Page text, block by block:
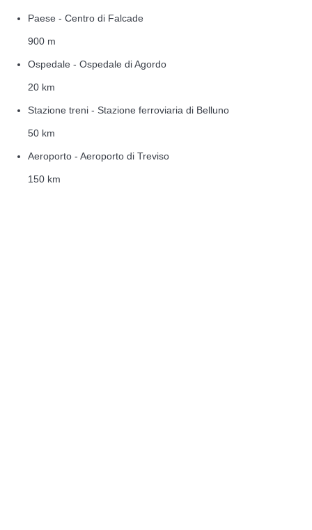
Paese - Centro di Falcade
900 m
Ospedale - Ospedale di Agordo
20 km
Stazione treni - Stazione ferroviaria di Belluno
50 km
Aeroporto - Aeroporto di Treviso
150 km